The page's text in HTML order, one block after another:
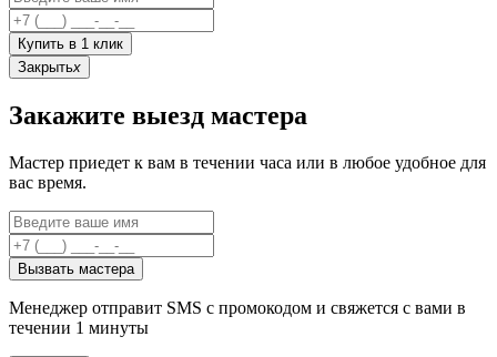
Купить в 1 клик
Закрытьx
Закажите выезд мастера
Мастер приедет к вам в течении часа или в любое удобное для
вас время.
Вызвать мастера
Менеджер отправит SMS с промокодом и свяжется с вами в
течении 1 минуты